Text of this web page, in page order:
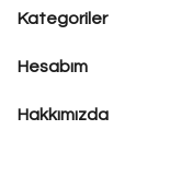
Kategoriler
Hesabım
Hakkımızda